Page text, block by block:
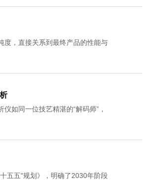
度，直接关系到最终产品的性能与
如同一位技艺精湛的“解码师”，
五五"规划》，明确了2030年阶段